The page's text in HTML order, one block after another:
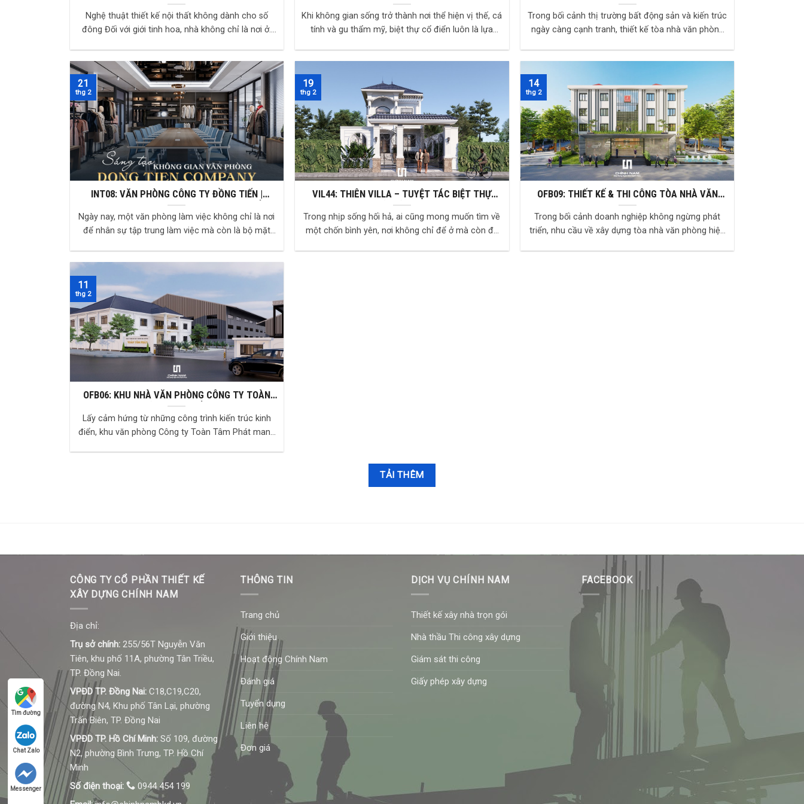
nghệ thuật sống đỉnh cao
Nghệ thuật thiết kế nội thất không dành cho số
đông Đối với giới tinh hoa, nhà không chỉ là nơi ở.
CẤP DÀNH RIÊNG CHO GIỚI THƯỢNG LƯU
Khi không gian sống trở thành nơi thể hiện vị thế, cá
tính và gu thẩm mỹ, biệt thự cổ điển luôn là lựa
BUILDING – BIỂU TƯỢNG KIẾN TRÚC HIỆN ĐẠI
RỰC RỠ
Trong bối cảnh thị trường bất động sản và kiến trúc
ngày càng cạnh tranh, thiết kế tòa nhà văn phòng
INT08: VĂN PHÒNG CÔNG TY ĐỒNG TIẾN |
KHÔNG GIAN LÀM VIỆC CHUYÊN NGHIỆP KHẲNG
ĐỊNH VỊ THẾ DOANH NGHIỆP
Ngày nay, một văn phòng làm việc không chỉ là nơi
để nhân sự tập trung làm việc mà còn là bộ mặt
21
thg 2
VIL44: THIÊN VILLA – TUYỆT TÁC BIỆT THỰ
VƯỜN TÂN CỔ ĐIỂN GIỮA LÒNG PHỐ
Trong nhịp sống hối hả, ai cũng mong muốn tìm về
một chốn bình yên, nơi không chỉ để ở mà còn để
19
thg 2
OFB09: THIẾT KẾ & THI CÔNG TÒA NHÀ VĂN
PHÒNG CÔNG TY ĐỒNG TIẾN
Trong bối cảnh doanh nghiệp không ngừng phát
triển, nhu cầu về xây dựng tòa nhà văn phòng hiện
14
thg 2
OFB06: KHU NHÀ VĂN PHÒNG CÔNG TY TOÀN
TÂM PHÁT – BIỂU TƯỢNG ĐẲNG CẤP DOANH
NGHIỆP
Lấy cảm hứng từ những công trình kiến trúc kinh
điển, khu văn phòng Công ty Toàn Tâm Phát mang
11
thg 2
TẢI THÊM
CÔNG TY CỔ PHẦN THIẾT KẾ
XÂY DỰNG CHÍNH NAM
Địa chỉ:
Trụ sở chính: 255/56T Nguyễn Văn
Tiên, khu phố 11A, phường Tân Triều,
TP. Đồng Nai.
VPĐD TP. Đồng Nai: C18,C19,C20,
đường N4, Khu phố Tân Lại, phường
Trấn Biên, TP. Đồng Nai
VPĐD TP. Hồ Chí Minh: Số 109, đường
N2, phường Bình Trưng, TP. Hồ Chí
Minh
Số điện thoại:
0944 454 199
THÔNG TIN
Trang chủ
Giới thiệu
Hoạt động Chính Nam
Đánh giá
Tuyển dụng
Liên hệ
Đơn giá
DỊCH VỤ CHÍNH NAM
Thiết kế xây nhà trọn gói
Nhà thầu Thi công xây dựng
Giám sát thi công
Giấy phép xây dựng
FACEBOOK
Tìm đường
Chat Zalo
Messenger